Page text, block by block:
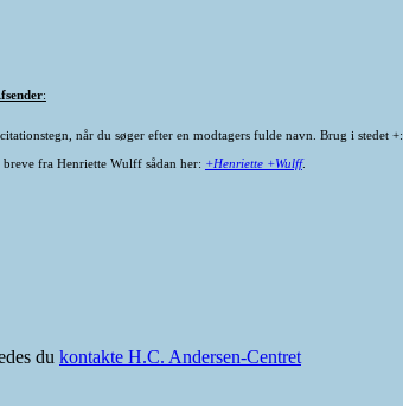
:
når du søger efter en modtagers fulde navn. Brug i stedet +:
fra Henriette Wulff sådan her: +Henriette +Wulff.
du kontakte H.C. Andersen-Centret